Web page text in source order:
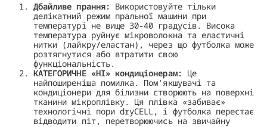
Дбайливе прання: Використовуйте тільки
делікатний режим пральної машини при
температурі не вище 30-40 градусів. Висока
температура руйнує мікроволокна та еластичні
нитки (лайкру/еластан), через що футболка може
розтягнутися або втратити свою
функціональність.
КАТЕГОРИЧНЕ «НІ» кондиціонерам: Це
найпоширеніша помилка. Пом'якшувачі та
кондиціонери для білизни створюють на поверхні
тканини мікроплівку. Ця плівка «забиває»
технологічні пори dryCELL, і футболка перестає
відводити піт, перетворюючись на звичайну